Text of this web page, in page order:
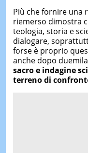
Più che fornire una
riemerso dimostra
teologia, storia e
dialogare,
forse è proprio
anche dopo
sacro e indagine
terreno di